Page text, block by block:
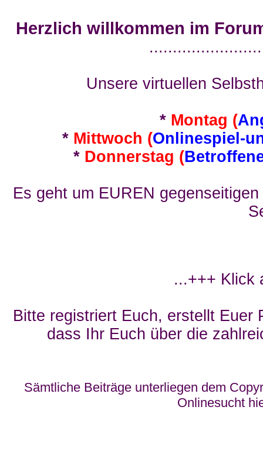
Herzlich willkommen im
Unsere virtuellen
* Montag (
* Mittwoch (Onlinespiel-
* Donnerstag (
Es geht um EUREN
...+++ Klick
Bitte registriert Euch, erstellt Euer
dass Ihr Euch über die
Sämtliche Beiträge unterliegen dem
Onlinesucht